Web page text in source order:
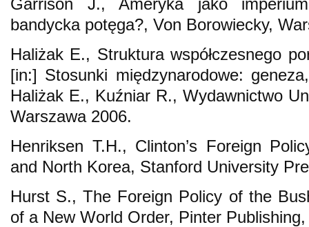
Garrison J., Ameryka jako
bandycka potęga?, Von Borowiecky,
Haliżak E., Struktura współczesnego
[in:] Stosunki międzynarodowe:
Haliżak E., Kuźniar R., Wydawnictwo
Warszawa 2006.
Henriksen T.H., Clinton’s Foreign
and North Korea, Stanford University
Hurst S., The Foreign Policy of the
of a New World Order, Pinter